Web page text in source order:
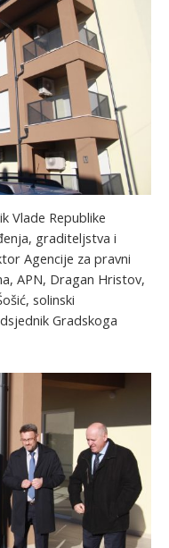
Vlade Republike
graditeljstva i
Agencije za pravni
APN, Dragan Hristov,
solinski
Gradskoga